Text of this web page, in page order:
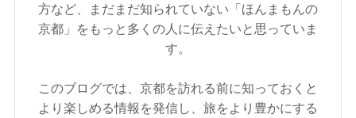
方など、まだまだ知られていない「ほんまもんの
京都」をもっと多くの人に伝えたいと思っていま
す。
このブログでは、京都を訪れる前に知っておくと
より楽しめる情報を発信し、旅をより豊かにする